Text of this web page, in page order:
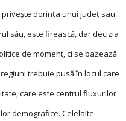
dorinţa unui judeţ sau
său, este firească, dar decizia
de moment, ci se bazează
trebuie pusă în locul care
care este centrul fluxurilor
demografice. Celelalte